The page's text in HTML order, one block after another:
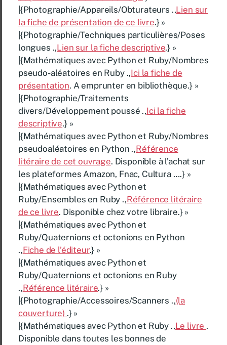
|{Photographie/Appareils/Obturateurs .,Lien sur
la fiche de présentation de ce livre.} »
|{Photographie/Techniques particulières/Poses
longues .,Lien sur la fiche descriptive.} »
|{Mathématiques avec Python et Ruby/Nombres
pseudo-aléatoires en Ruby .,Ici la fiche de
présentation. A emprunter en bibliothèque.} »
|{Photographie/Traitements
divers/Développement poussé .,Ici la fiche
descriptive.} »
|{Mathématiques avec Python et Ruby/Nombres
pseudoaléatoires en Python .,Référence
litéraire de cet ouvrage. Disponible à l’achat sur
les plateformes Amazon, Fnac, Cultura ….} »
|{Mathématiques avec Python et
Ruby/Ensembles en Ruby .,Référence litéraire
de ce livre. Disponible chez votre libraire.} »
|{Mathématiques avec Python et
Ruby/Quaternions et octonions en Python
.,Fiche de l’éditeur.} »
|{Mathématiques avec Python et
Ruby/Quaternions et octonions en Ruby
.,Référence litéraire.} »
|{Photographie/Accessoires/Scanners .,(la
couverture) .} »
|{Mathématiques avec Python et Ruby .,Le livre .
Disponible dans toutes les bonnes de